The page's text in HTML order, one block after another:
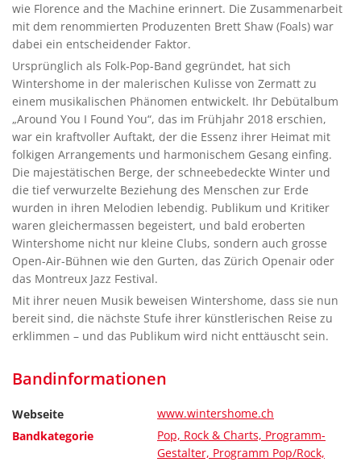
wie Florence and the Machine erinnert. Die Zusammenarbeit
mit dem renommierten Produzenten Brett Shaw (Foals) war
dabei ein entscheidender Faktor.
Ursprünglich als Folk-Pop-Band gegründet, hat sich
Wintershome in der malerischen Kulisse von Zermatt zu
einem musikalischen Phänomen entwickelt. Ihr Debütalbum
„Around You I Found You“, das im Frühjahr 2018 erschien,
war ein kraftvoller Auftakt, der die Essenz ihrer Heimat mit
folkigen Arrangements und harmonischem Gesang einfing.
Die majestätischen Berge, der schneebedeckte Winter und
die tief verwurzelte Beziehung des Menschen zur Erde
wurden in ihren Melodien lebendig. Publikum und Kritiker
waren gleichermassen begeistert, und bald eroberten
Wintershome nicht nur kleine Clubs, sondern auch grosse
Open-Air-Bühnen wie den Gurten, das Zürich Openair oder
das Montreux Jazz Festival.
Mit ihrer neuen Musik beweisen Wintershome, dass sie nun
bereit sind, die nächste Stufe ihrer künstlerischen Reise zu
erklimmen – und das Publikum wird nicht enttäuscht sein.
Bandinformationen
Webseite
www.wintershome.ch
Bandkategorie
Pop, Rock & Charts, Programm-
Gestalter, Programm Pop/Rock,